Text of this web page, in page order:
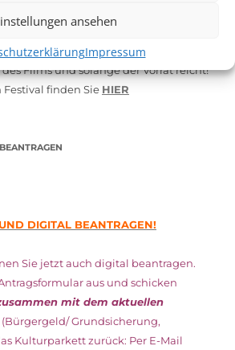
ansehen
Impressum
zum 9. September
Eintrittzu den Vorstellungen – 30
Films und solange der Vorrat reicht!
finden Sie HIER
DIGITAL BEANTRAGEN!
Sie jetzt auch digital beantragen.
aus und schicken
mit dem aktuellen
(Bürgergeld/ Grundsicherung,
Kulturparkett zurück: Per E-Mail